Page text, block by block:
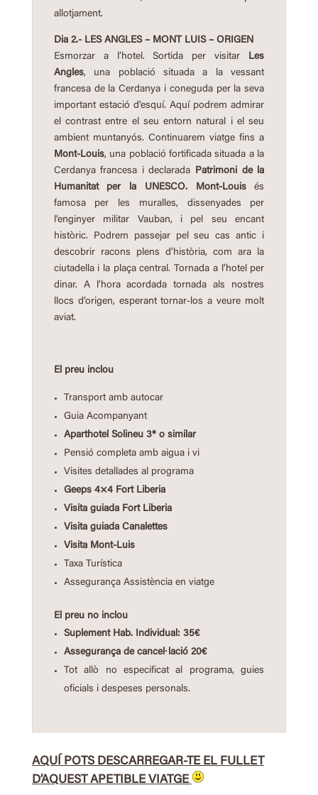
allotjament.
Dia 2.- LES ANGLES – MONT LUIS – ORIGEN
Esmorzar a l’hotel. Sortida per visitar Les
Angles, una població situada a la vessant
francesa de la Cerdanya i coneguda per la seva
important estació d’esquí. Aquí podrem admirar
el contrast entre el seu entorn natural i el seu
ambient muntanyós. Continuarem viatge fins a
Mont-Louis, una població fortificada situada a la
Cerdanya francesa i declarada Patrimoni de la
Humanitat per la UNESCO. Mont-Louisés
famosa per les muralles, dissenyades per
l’enginyer militar Vauban, i pel seu encant
històric. Podrem passejar pel seu cas antic i
descobrir racons plens d’història, com ara la
ciutadella i la plaça central. Tornada a l’hotel per
dinar. A l’hora acordada tornada als nostres
llocs d’origen, esperant tornar-los a veure molt
aviat.
El preu inclou
Transport amb autocar
Guia Acompanyant
Aparthotel Solineu 3* o similar
Pensió completa amb aigua i vi
Visites detallades al programa
Geeps 4×4 Fort Liberia
Visita guiada Fort Liberia
Visita guiada Canalettes
Visita Mont-Luis
Taxa Turística
Assegurança Assistència en viatge
El preu no inclou
Suplement Hab. Individual: 35€
Assegurança de cancel·lació 20€
Tot allò no especificat al programa, guies
oficials i despeses personals.
AQUÍ POTS DESCARREGAR-TE EL FULLET
D’AQUEST APETIBLE VIATGE